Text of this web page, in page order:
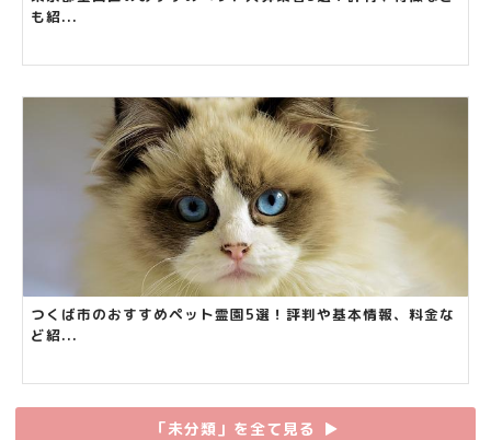
も紹...
つくば市のおすすめペット霊園5選！評判や基本情報、料金な
ど紹...
「未分類」を全て見る ▶︎